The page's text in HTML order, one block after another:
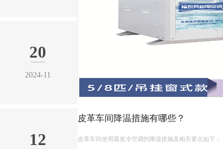
皮革车间降温措施有哪些？
皮革车间使用蒸发冷空调的降温措施及相关要点如下： 设备选型 根据面积：如果车间面积较小，如 200 平方